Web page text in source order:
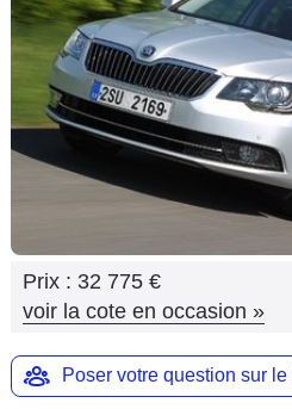
Utilitaires
Flottes
Auto
Services
Moto
Marques
Prix : 32 775 €
voir la cote en occasion »
Poser votre question sur le